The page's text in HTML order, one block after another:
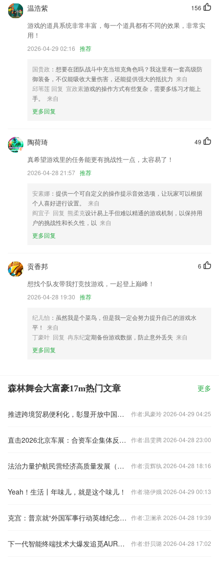
试经验；
5.应用配备了专业的教育老师，2265用户可以根据自己的学习情况和年级
进行课程的选择。
丰富功能，实现手机扫描仪的拍照扫描翻译转化的全能扫描功能
图片视频面积更大了，畅快体验关注流新鲜事
更新了版本定价
欢迎各位司机入驻
联系我们
以上就是森林舞会大富豪17m的介绍，如果您喜欢这款软件，您可以到应
优化修改。
156
温浩紫
游戏的道具系统非常丰富，每一个道具都有不同的效果，非常实
用！
2026-04-29 02:16 推荐
国贵政 ：想要在团队战斗中充当坦克角色吗？我这里有一套高级防
御装备，不仅能吸收大量伤害，还能提供强大的抵抗力 来自
邱苇莲 回复 宣政素游戏的操作方式有些复杂，需要多练习才能上
手。
来自
更多回复
49
陶荷琦
真希望游戏里的任务能更有挑战性一点，太容易了！
2026-04-28 21:57 推荐
安素娜 ：提供一个可自定义的操作提示音效选项，让玩家可以根据
个人喜好进行设置。
来自
阎宜子 回复 熊柔克设计易上手但难以精通的游戏机制，以保持用
户的挑战性和长久性，以 来自
更多回复
6
贡香邦
想找个队友带我打竞技游戏，一起登上巅峰！
2026-04-28 19:30 推荐
纪儿怡 ：虽然我是个菜鸟，但是我一定会努力提升自己的游戏水
平！
来自
丁豪叶 回复 冉东纪定期备份游戏数据，防止意外丢失 来自
更多回复
森林舞会大富豪17m热门文章 更多
推进跨境贸易便利化，彰显开放中国之为 作者:凤豪玲 2026-04-29 04:25
直击2026北京车展：合资车企集体反攻 格局大变 作者:昌雯腾 2026-04-28 23:00
法治力量护航民营经济高质量发展（代表之声） 作者:贡辉纨 2026-04-28 18:16
Yeah！生活丨年味儿，就是这个味儿！ 作者:骆伊娥 2026-04-29 00:13
克宫：普京就“外国军事行动英雄纪念馆暨博物馆”在平壤开幕致贺 作者:卫澜承 2026-04-28 19:39
下一代智能终端技术大爆发追觅AURORA美国首秀官宣！ 作者:舒贝璐 2026-04-28 17:02